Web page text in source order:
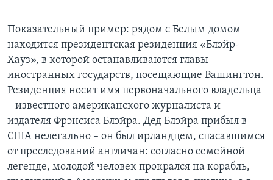
Показательный пример: рядом с Белым домом
находится президентская резиденция «Блэйр-
Хауз», в которой останавливаются главы
иностранных государств, посещающие Вашингтон.
Резиденция носит имя первоначального владельца
– известного американского журналиста и
издателя Фрэнсиса Блэйра. Дед Блэйра прибыл в
США нелегально – он был ирландцем, спасавшимся
от преследований англичан: согласно семейной
легенде, молодой человек прокрался на корабль,